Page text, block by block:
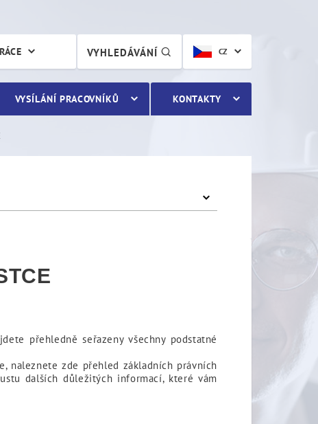
CZ
VYHLEDÁVÁNÍ
VYSÍLÁNÍ PRACOVNÍKŮ KONTAKTY
přehledně seřazeny všechny podstatné
naleznete zde přehled základních právních
dalších důležitých informací, které vám